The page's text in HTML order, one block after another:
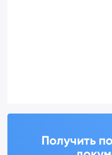
Получить